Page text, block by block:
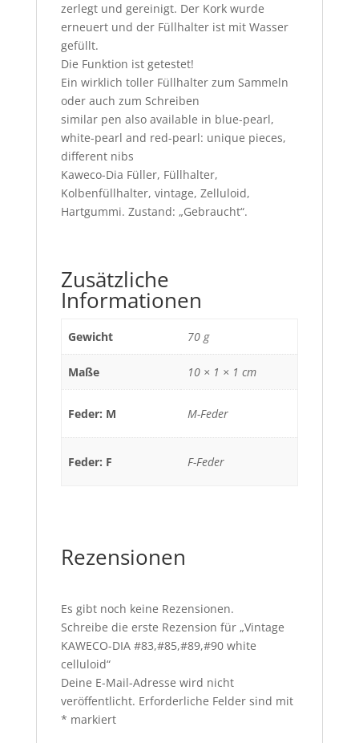
zerlegt und gereinigt. Der Kork wurde
erneuert und der Füllhalter ist mit Wasser
gefüllt.
Die Funktion ist getestet!
Ein wirklich toller Füllhalter zum Sammeln
oder auch zum Schreiben
similar pen also available in blue-pearl,
white-pearl and red-pearl: unique pieces,
different nibs
Kaweco-Dia Füller, Füllhalter,
Kolbenfüllhalter, vintage, Zelluloid,
Hartgummi. Zustand: „Gebraucht“.
Zusätzliche
Informationen
Gewicht 70 g
Maße 10 × 1 × 1 cm
Feder: M M-Feder
Feder: F F-Feder
Rezensionen
Es gibt noch keine Rezensionen.
Schreibe die erste Rezension für „Vintage
KAWECO-DIA #83,#85,#89,#90 white
celluloid“
Deine E-Mail-Adresse wird nicht
veröffentlicht. Erforderliche Felder sind mit
* markiert